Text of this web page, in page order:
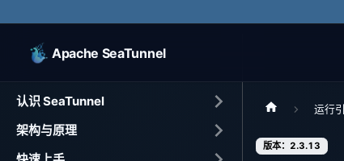
Apache SeaTunnel
认识 SeaTunnel
架构与原理
运行
版本：2.3.13